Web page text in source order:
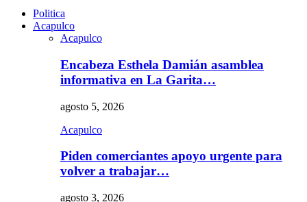
Politica
Acapulco
Acapulco
Encabeza Esthela Damián asamblea
informativa en La Garita…
agosto 5, 2026
Acapulco
Piden comerciantes apoyo urgente para
volver a trabajar…
agosto 3, 2026